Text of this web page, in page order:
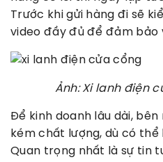
Trước khi gửi hàng đi sẽ
video đầy đủ để đảm bảo
Ảnh:Xi lanh điện
Để kinh doanh lâu dài,
kém chất lượng, dù có thể
Quan trọng nhất là sự tin